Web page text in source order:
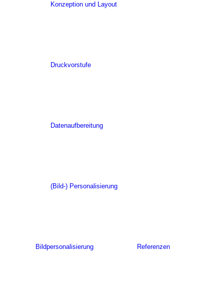
Konzeption und Layout
Druckvorstufe
Datenaufbereitung
(Bild-) Personalisierung
Bildpersonalisierung Referenzen